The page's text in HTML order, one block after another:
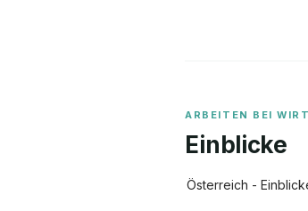
ARBEITEN BEI
Einblicke